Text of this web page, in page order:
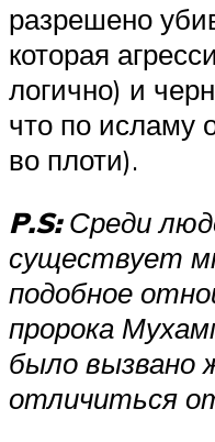
разрешено
которая
логично) и
что по исламу
во плоти).
P.S: Среди
существует
подобное
пророка
было вызвано
отличиться